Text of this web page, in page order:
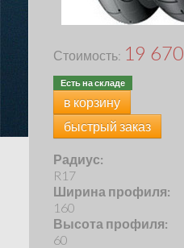
Стоимость: 19 670
Есть на складе
в корзину
быстрый заказ
Радиус:
R17
Ширина профиля:
160
Высота профиля:
60